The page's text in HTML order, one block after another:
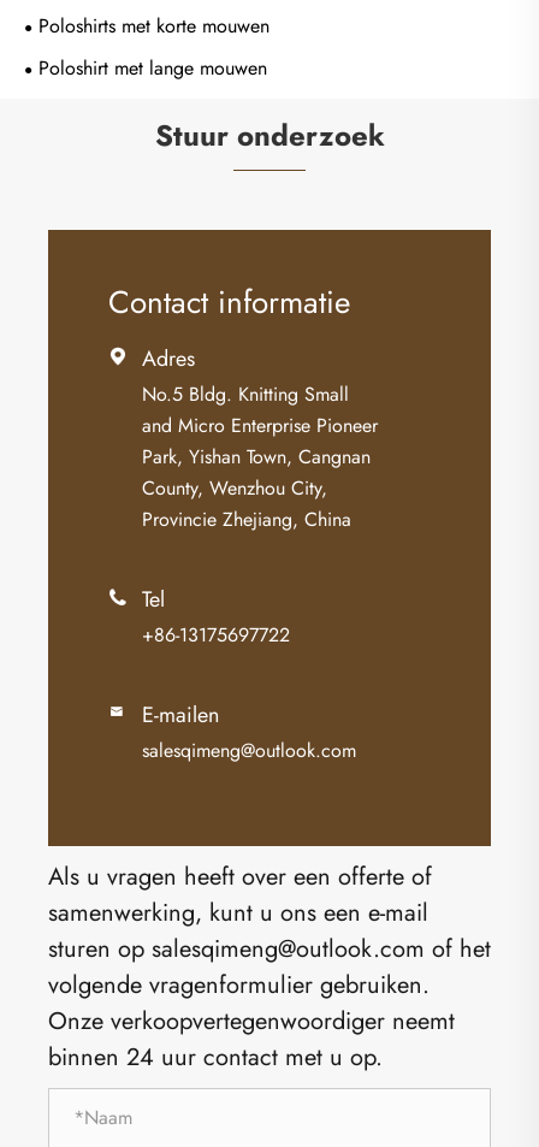
Poloshirts met korte mouwen
Poloshirt met lange mouwen
Stuur onderzoek
Contact informatie
 Adres
No.5 Bldg. Knitting Small
and Micro Enterprise Pioneer
Park, Yishan Town, Cangnan
County, Wenzhou City,
Provincie Zhejiang, China
 Tel
+86-13175697722
 E-mailen
salesqimeng@outlook.com
Als u vragen heeft over een offerte of
samenwerking, kunt u ons een e-mail
sturen op salesqimeng@outlook.com of het
volgende vragenformulier gebruiken.
Onze verkoopvertegenwoordiger neemt
binnen 24 uur contact met u op.